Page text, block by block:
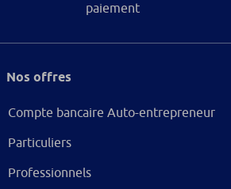
paiement
Nos offres
Compte bancaire Auto-entrepreneur
Particuliers
Professionnels